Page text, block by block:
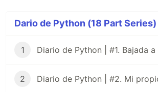
Dario de Python (18 Part Series)
1 Diario de Python | #1. Bajada
2